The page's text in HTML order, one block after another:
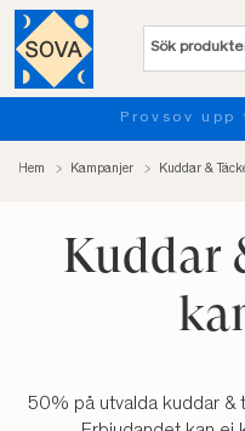
Provsov upp
Hem Kampanjer Kuddar &
Kuddar
50% på utvalda kuddar &